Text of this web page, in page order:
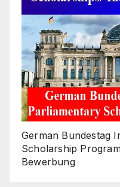
German Bundestag
Scholarship
Bewerbung